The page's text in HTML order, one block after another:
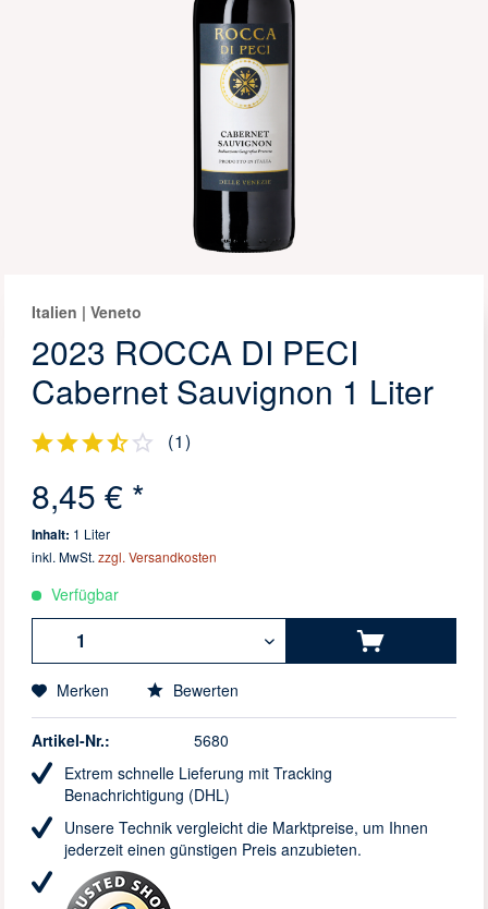
Italien | Veneto
2023 ROCCA DI PECI
Cabernet Sauvignon 1 Liter
(1)
8,45 € *
Inhalt: 1 Liter
inkl. MwSt.zzgl. Versandkosten
Verfügbar
Merken Bewerten
Artikel-Nr.:
5680
Extrem schnelle Lieferung mit Tracking
Benachrichtigung (DHL)
Unsere Technik vergleicht die Marktpreise, um Ihnen
jederzeit einen günstigen Preis anzubieten.